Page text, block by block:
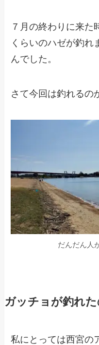
７月の終わりに来た
くらいのハゼが釣れ
んでした。
さて今回は釣れるの
だんだん人
ガッチョが釣れ
私にとっては西宮の